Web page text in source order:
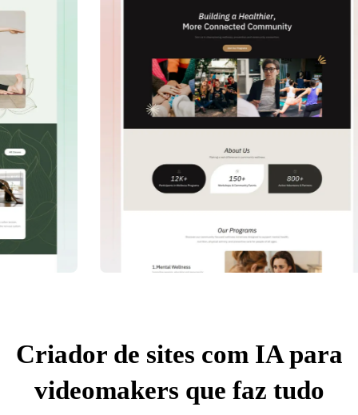
Criador de sites com IA para
videomakers que faz tudo